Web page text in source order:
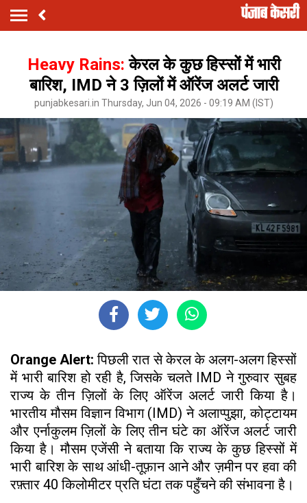
Heavy Rains:केरल के कुछ हिस्सों में भारी
बारिश, IMD ने 3 ज़िलों में ऑरेंज अलर्ट जारी
punjabkesari.in Thursday, Jun 04, 2026 - 09:19 AM (IST)
Orange Alert:पिछली रात से केरल के अलग-अलग हिस्सों
में भारी बारिश हो रही है, जिसके चलते IMD ने गुरुवार सुबह
राज्य के तीन ज़िलों के लिए ऑरेंज अलर्ट जारी किया है।
भारतीय मौसम विज्ञान विभाग (IMD) ने अलाप्पुझा, कोट्टायम
और एर्नाकुलम ज़िलों के लिए तीन घंटे का ऑरेंज अलर्ट जारी
किया है। मौसम एजेंसी ने बताया कि राज्य के कुछ हिस्सों में
भारी बारिश के साथ आंधी-तूफ़ान आने और ज़मीन पर हवा की
रफ़्तार 40 किलोमीटर प्रति घंटा तक पहुँचने की संभावना है।